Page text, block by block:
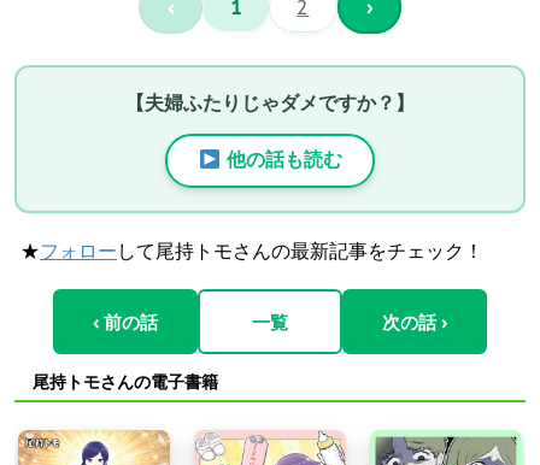
‹ 1 2 ›
【夫婦ふたりじゃダメですか？】
他の話も読む
★フォロー して尾持トモさんの最新記事をチェック！
‹ 前の話 一覧 次の話 ›
尾持トモさんの電子書籍